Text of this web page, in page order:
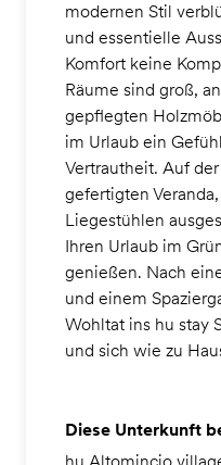
modernen Stil
und essentielle
Komfort keine
Räume sind groß,
gepflegten
im Urlaub ein
Vertrautheit. Auf
gefertigten
Liegestühlen
Ihren Urlaub im
genießen. Nach
und einem
Wohltat ins hu stay
und sich wie zu
Diese Unterkunft